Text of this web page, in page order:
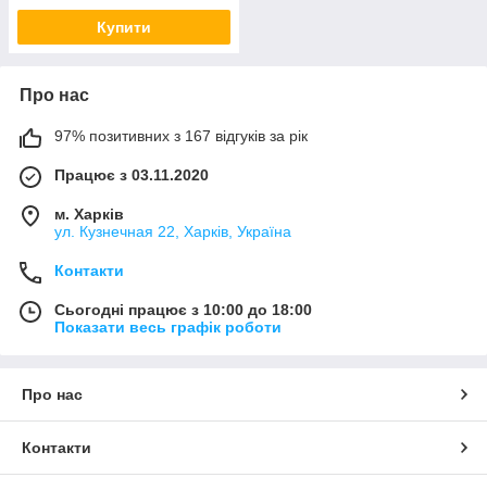
Купити
Про нас
97% позитивних з 167 відгуків за рік
Працює з 03.11.2020
м. Харків
ул. Кузнечная 22, Харків, Україна
Контакти
Сьогодні працює з 10:00 до 18:00
Показати весь графік роботи
Про нас
Контакти